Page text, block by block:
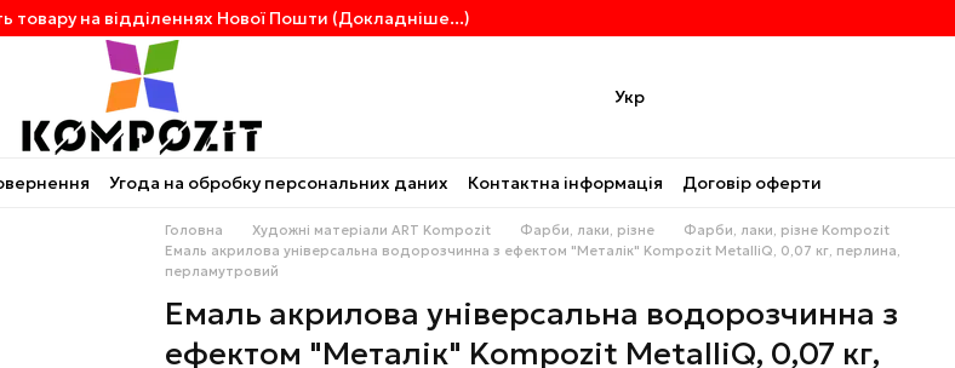
товару на відділеннях Нової Пошти (Докладніше...)
Укр
Угода на обробку персональних даних Контактна інформація Договір оферти
Головна Художні матеріали ART Kompozit Фарби, лаки, різне
Фарби, лаки, різне Kompozit
Емаль акрилова універсальна водорозчинна з ефектом "Металік" Kompozit MetalliQ, 0,07 кг, перлина,
перламутровий
Емаль акрилова універсальна водорозчинна з
ефектом "Металік" Kompozit MetalliQ, 0,07 кг,